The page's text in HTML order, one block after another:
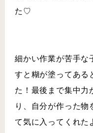
た♡
細かい作業が苦手な
すと糊が塗ってある
た！最後まで集中力
り、自分が作った物
て気に入ってくれた